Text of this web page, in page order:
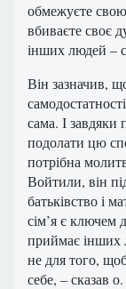
обмежуєте
вбиваєте своє
інших людей –
Він зазначив,
сама. І
подолати цю
потрібна
Войтили, він
батьківство і
сім’я є ключем
приймає інших
не для того,
себе, – сказав